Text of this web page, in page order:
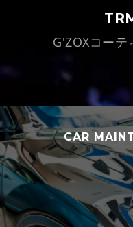
ス
キ
ッ
プ
G'ZOXコー
CAR